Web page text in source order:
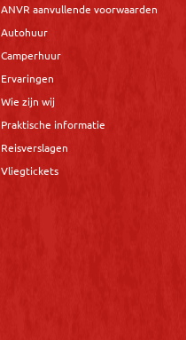
ANVR aanvullende voorwaarden
Autohuur
Camperhuur
Ervaringen
Wie zijn wij
Praktische informatie
Reisverslagen
Vliegtickets